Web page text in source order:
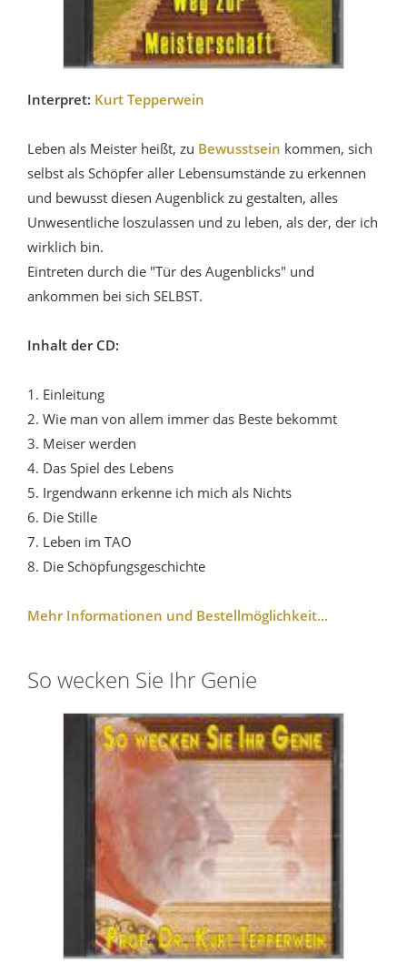
Interpret: Kurt Tepperwein
Leben als Meister heißt, zu Bewusstsein kommen, sich
selbst als Schöpfer aller Lebensumstände zu erkennen
und bewusst diesen Augenblick zu gestalten, alles
Unwesentliche loszulassen und zu leben, als der, der ich
wirklich bin.
Eintreten durch die "Tür des Augenblicks" und
ankommen bei sich SELBST.
Inhalt der CD:
1. Einleitung
2. Wie man von allem immer das Beste bekommt
3. Meiser werden
4. Das Spiel des Lebens
5. Irgendwann erkenne ich mich als Nichts
6. Die Stille
7. Leben im TAO
8. Die Schöpfungsgeschichte
Mehr Informationen und Bestellmöglichkeit...
So wecken Sie Ihr Genie